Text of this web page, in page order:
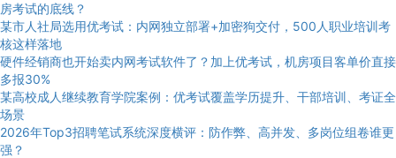
房考试的底线？
某市人社局选用优考试：内网独立部署+加密狗交付，500人职业培训考
核这样落地
硬件经销商也开始卖内网考试软件了？加上优考试，机房项目客单价直接
多报30%
某高校成人继续教育学院案例：优考试覆盖学历提升、干部培训、考证全
场景
2026年Top3招聘笔试系统深度横评：防作弊、高并发、多岗位组卷谁更
强？